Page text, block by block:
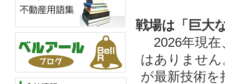
戦場は「巨大
2026年現在
はありませ
が最新技術を